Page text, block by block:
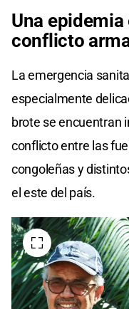
Una epidemia
conflicto
La emergencia
especialmente
brote se encuentran
conflicto entre las
congoleñas y
el este del país.